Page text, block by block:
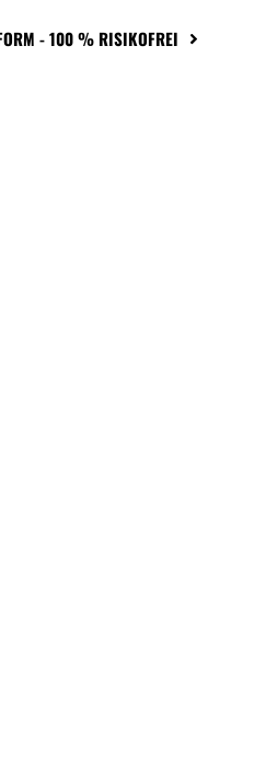
- 100 % RISIKOFREI